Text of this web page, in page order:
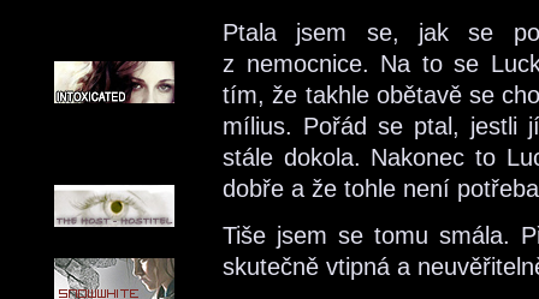
Ptala jsem se, jak se
z nemocnice. Na to se
tím, že takhle obětavě se
mílius. Pořád se ptal, jestli
stále dokola. Nakonec to
dobře a že tohle není
Tiše jsem se tomu smála.
skutečně vtipná a